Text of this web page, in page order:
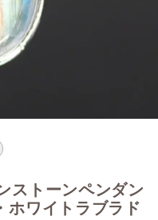
ストーンペンダン
ホワイトラブラド